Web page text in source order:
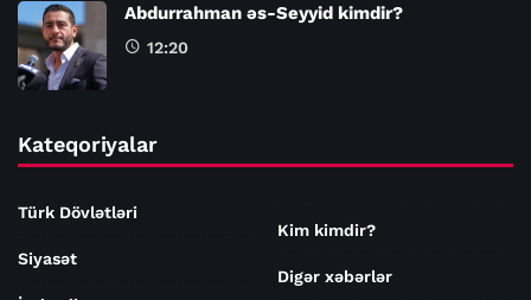
Abdurrahman əs-Seyyid kimdir?
12:20
Kateqoriyalar
Türk Dövlətləri
Siyasət
Kim kimdir?
Digər xəbərlər